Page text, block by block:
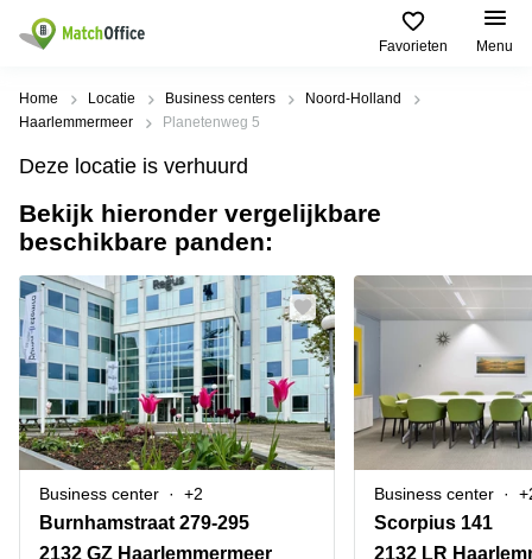
Favorieten Menu
Huren / Verhuren
Productpagina's
Kantoorruimten
Business
Flexplekken
Coworking
Spaces
Vergaderruimten
Virtueel
Kantoor
Bedrijfsruimte
Populaire
Steden
Alkmaar
Oost
Amsterdam
Westpoort
op
Zoom
Amersfoort
Breda
Hengelo
Populaire
zoekopdrachten
Kantoorruimte
in Breda
Kantoor
huren
Bergen
op
Zoom
Kantoor
huren
Tiel
Kantoor
huren
Help
Over ons
Voeg je kantoorruimte toe
Huurprijs
Log in
Home Locatie Business centers
Noord-Holland
Haarlemmermeer
Planetenweg 5
Deze locatie is verhuurd
Bekijk hieronder vergelijkbare
beschikbare panden:
Business center +2
Burnhamstraat 279-295
2132 GZ Haarlemmermeer
Business center
Scorpius 141
2132 LR